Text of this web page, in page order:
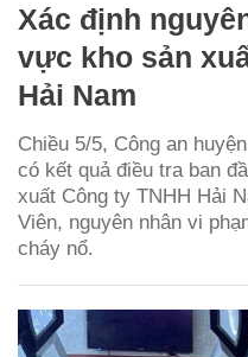
Xác định
vực kho sản
Hải Nam
Chiều 5/5, Công an
có kết quả điều tra ban
xuất Công ty TNHH Hải
Viên, nguyên nhân vi
cháy nổ.